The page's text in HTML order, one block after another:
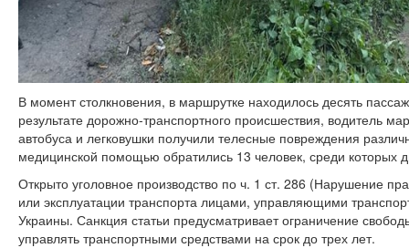
В момент столкновения, в маршрутке находилось десять
результате дорожно-транспортного происшествия, водитель
автобуса и легковушки получили телесные повреждения
медицинской помощью обратились 13 человек, среди которых
Открыто уголовное производство по ч. 1 ст. 286 (Нарушение
или эксплуатации транспорта лицами, управляющими
Украины. Санкция статьи предусматривает ограничение
управлять транспортными средствами на срок до трех лет.